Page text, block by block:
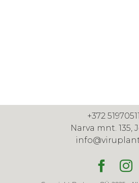
+372 51970511
Narva mnt. 135,